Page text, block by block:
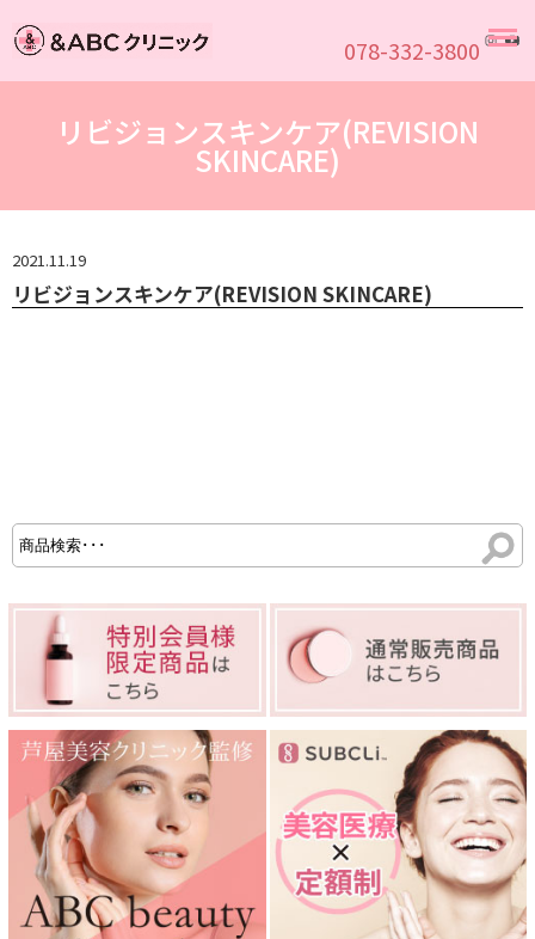
078-332-3800
リビジョンスキンケア(REVISION
SKINCARE)
2021.11.19
リビジョンスキンケア(REVISION SKINCARE)